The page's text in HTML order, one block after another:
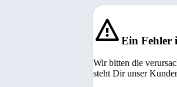
Ein Fehler
Wir bitten die
steht Dir unser